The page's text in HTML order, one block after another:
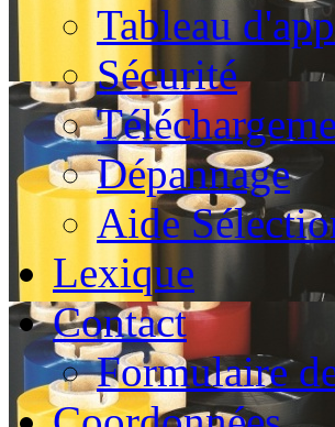
Tableau
Sécurité
Dépannage
Aide
Lexique
Contact
Formulaire